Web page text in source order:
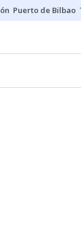
Puerto de Bilbao